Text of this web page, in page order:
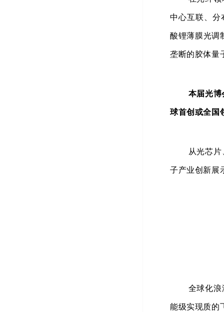
中心互联、分
酸锂薄膜光调
垄断的胶体量
本届光博
球首创或全国
从光芯
子产业创新展
全球化
能级实现质的